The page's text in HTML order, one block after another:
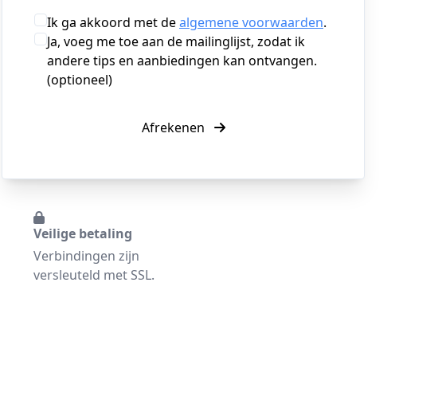
Ik ga akkoord met dealgemene voorwaarden.
Ja, voeg me toe aan de mailinglijst, zodat ik
andere tips en aanbiedingen kan ontvangen.
(optioneel)
Afrekenen
Veilige betaling
Verbindingen zijn
versleuteld met SSL.